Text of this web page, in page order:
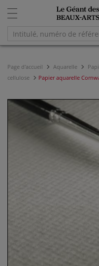
Page d'accueil Aquarelle
cellulose
Papier aquarelle